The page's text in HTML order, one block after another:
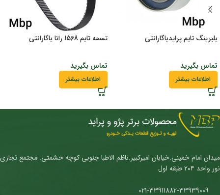
بلبرینگ تایم پرایدباگارانتی
تماس بگیرید
اطلاعات بیشتر
تسمه تایم 1568 رانا باگارانتی
تماس بگیرید
اطلاعات بیشتر
میدان امام خمینی.خیابان امیرکبیر.ناظم الاطبا جنوبی کوچه حشمتی. مجتمع تجاری
نور واحد ۲۰۴ طبقه اول